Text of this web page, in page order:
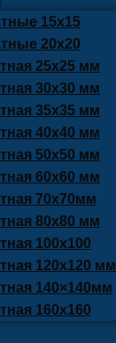
15х15
20х20
25х25 мм
30х30 мм
35х35 мм
40х40 мм
50х50 мм
60х60 мм
70х70мм
80х80 мм
100х100
120х120 мм
140×140мм
160х160